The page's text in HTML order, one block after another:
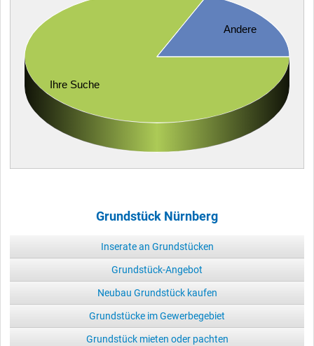
Ihre Suche
Andere
Grundstück Nürnberg
Inserate an Grundstücken
Grundstück-Angebot
Neubau Grundstück kaufen
Grundstücke im Gewerbegebiet
Grundstück mieten oder pachten